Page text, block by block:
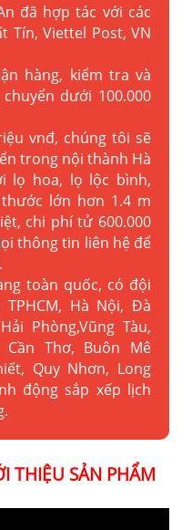
đã hợp tác với các
Tín, Viettel Post, VN
hàng, kiểm tra và
dưới 100.000
vnđ, chúng tôi sẽ
trong nội thành Hà
lọ hoa, lọ lộc bình,
lớn hơn 1.4 m
chi phí tử 600.000
thông tin liên hệ để
toàn quốc, có đội
Hà Nội, Đà
Phòng,Vũng Tàu,
Thơ, Buôn Mê
Quy Nhơn, Long
động sắp xếp lịch
THIỆU SẢN PHẨM